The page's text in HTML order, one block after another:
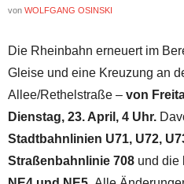
von WOLFGANG OSINSKI
Die Rheinbahn erneuert im
Gleise und eine Kreuzung an
Allee/Rethelstraße – von
Dienstag, 23. April, 4 Uhr.
Stadtbahnlinien U71, U72,
Straßenbahnlinie 708 und die